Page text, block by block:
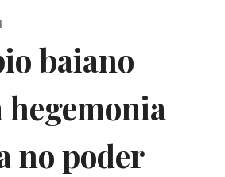
baiano
no poder